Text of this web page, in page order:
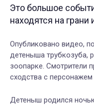
Это большое
находятся на грани
Опубликовано видео,
детеныша трубкозуба,
зоопарке. Смотрители
сходства с персонажем
Детеныш родился